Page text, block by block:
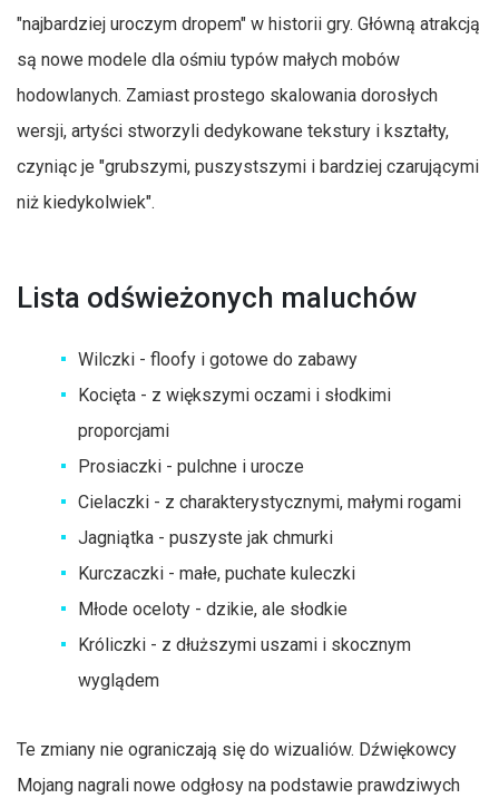
"najbardziej uroczym dropem" w historii gry. Główną atrakcją
są nowe modele dla ośmiu typów małych mobów
hodowlanych. Zamiast prostego skalowania dorosłych
wersji, artyści stworzyli dedykowane tekstury i kształty,
czyniąc je "grubszymi, puszystszymi i bardziej czarującymi
niż kiedykolwiek".
Lista odświeżonych maluchów
Wilczki - floofy i gotowe do zabawy
Kocięta - z większymi oczami i słodkimi
proporcjami
Prosiaczki - pulchne i urocze
Cielaczki - z charakterystycznymi, małymi rogami
Jagniątka - puszyste jak chmurki
Kurczaczki - małe, puchate kuleczki
Młode oceloty - dzikie, ale słodkie
Króliczki - z dłuższymi uszami i skocznym
wyglądem
Te zmiany nie ograniczają się do wizualiów. Dźwiękowcy
Mojang nagrali nowe odgłosy na podstawie prawdziwych